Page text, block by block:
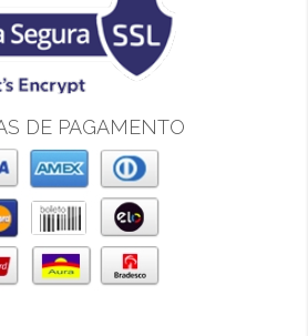
DE PAGAMENTO